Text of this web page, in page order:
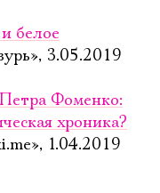
белое
3.05.2019
Фоменко:
хроника?
1.04.2019